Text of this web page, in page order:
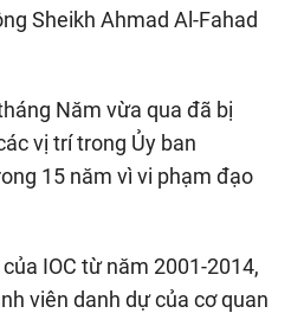
Sheikh Ahmad Al-Fahad
Năm vừa qua đã bị
vị trí trong Ủy ban
15 năm vì vi phạm đạo
IOC từ năm 2001-2014,
viên danh dự của cơ quan